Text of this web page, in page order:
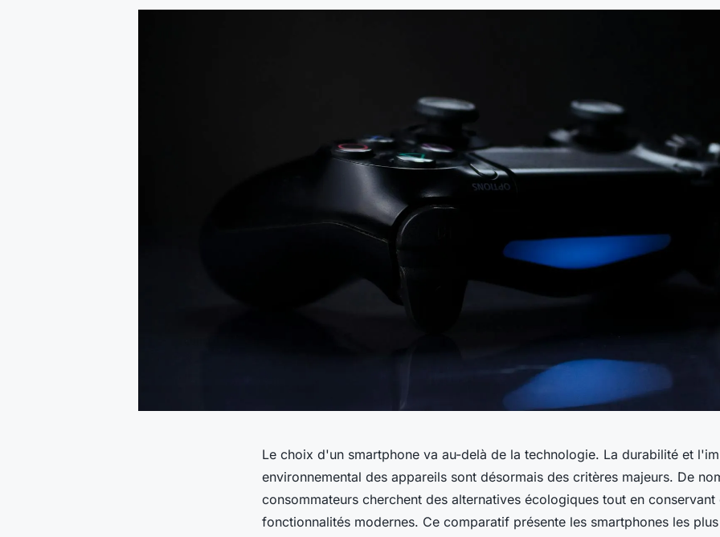
Le choix d'un smartphone va au-delà de la technologie. La durabilité et
environnemental des appareils sont désormais des critères majeurs. De
consommateurs cherchent des alternatives écologiques tout en conservant
fonctionnalités modernes. Ce comparatif présente les smartphones les